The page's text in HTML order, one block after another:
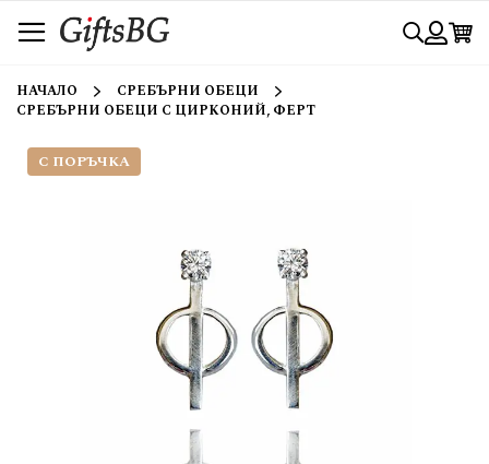
към
съдържанието
Търси
НАЧАЛО
СРЕБЪРНИ ОБЕЦИ
СРЕБЪРНИ ОБЕЦИ С ЦИРКОНИЙ, ФЕРТ
С ПОРЪЧКА